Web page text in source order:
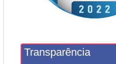
Transparência